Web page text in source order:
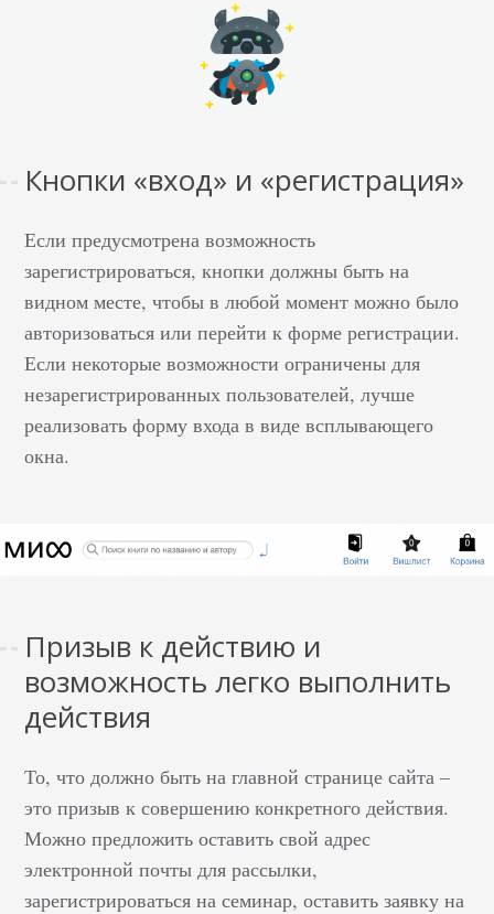
Кнопки «вход» и «регистрация»
Если предусмотрена возможность
зарегистрироваться, кнопки должны быть на
видном месте, чтобы в любой момент можно было
авторизоваться или перейти к форме регистрации.
Если некоторые возможности ограничены для
незарегистрированных пользователей, лучше
реализовать форму входа в виде всплывающего
окна.
Призыв к действию и
возможность легко выполнить
действия
То, что должно быть на главной странице сайта –
это призыв к совершению конкретного действия.
Можно предложить оставить свой адрес
электронной почты для рассылки,
зарегистрироваться на семинар, оставить заявку на